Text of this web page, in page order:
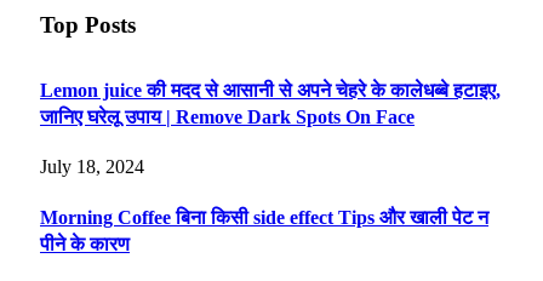
Top Posts
Lemon juice की मदद से आसानी से अपने चेहरे के कालेधब्बे हटाइए,
जानिए घरेलू उपाय | Remove Dark Spots On Face
July 18, 2024
Morning Coffee बिना किसी side effect Tips और खाली पेट न
पीने के कारण